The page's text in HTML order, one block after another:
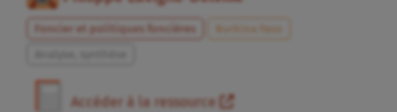
Foncier et politiques foncières
Burkina Faso
Accéder à la ressource